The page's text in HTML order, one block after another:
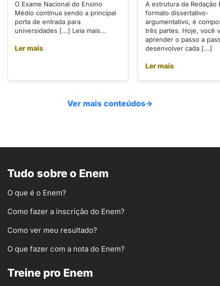
O Exame Nacional do Ensino
Médio continua sendo a principal
porta de entrada para
universidades [...] Leia mais...
Ler mais
A estrutura da Redação
formato dissertativo-
argumentativo, é
três partes. Hoje, você
aprender o passo a
desenvolver cada [...]
Ler mais
Ver mais conteúdos→
Tudo sobre o Enem
O que é o Enem?
Como fazer a inscrição do Enem?
Como ver meu resultado?
O que fazer com a nota do Enem?
Treine pro Enem